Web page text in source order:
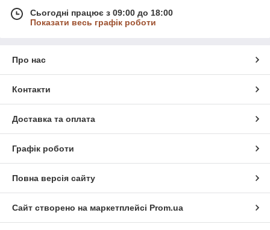
Сьогодні працює з 09:00 до 18:00
Показати весь графік роботи
Про нас
Контакти
Доставка та оплата
Графік роботи
Повна версія сайту
Сайт створено на маркетплейсі Prom.ua